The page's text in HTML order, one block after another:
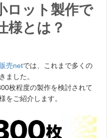
ロット製作で
様とは？
売netでは、これまで多くの
ました。
枚程度の製作を検討されて
をご紹介します。